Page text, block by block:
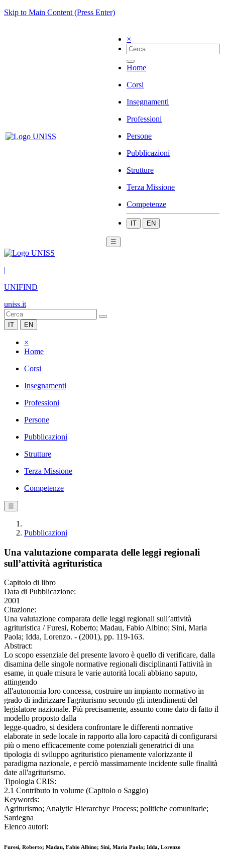
Skip to Main Content (Press Enter)
×
Home
Corsi
Insegnamenti
Professioni
Persone
Pubblicazioni
Strutture
Terza Missione
Competenze
IT EN
☰
|
UNIFIND
uniss.it
IT EN
×
Home
Corsi
Insegnamenti
Professioni
Persone
Pubblicazioni
Strutture
Terza Missione
Competenze
☰
Pubblicazioni
Una valutazione comparata delle leggi regionali
sull’attività agrituristica
Capitolo di libro
Data di Pubblicazione:
2001
Citazione:
Una valutazione comparata delle leggi regionali sull’attività
agrituristica / Furesi, Roberto; Madau, Fabio Albino; Sini, Maria
Paola; Idda, Lorenzo. - (2001), pp. 119-163.
Abstract:
Lo scopo essenziale del presente lavoro è quello di verificare, dalla
disamina delle singole normative regionali disciplinanti l'attività in
esame, in quale misura le varie autorità locali abbiano saputo,
attingendo
all'autonomia loro concessa, costruire un impianto normativo in
grado di indirizzare l'agriturismo secondo gli intendimenti del
legislatore nazionale. Più precisamente, assunto come dato di fatto il
modello proposto dalla
legge-quadro, si desidera confrontare le differenti normative
elaborate in sede locale in rapporto alla loro capacità di configurarsi
più o meno efficacemente come potenziali generatrici di una
tipologia di sviluppo agrituristico pienamente valorizzante il
paradigma nazionale, e perciò massimamente incidente sulle finalità
date all'agriturismo.
Tipologia CRIS:
2.1 Contributo in volume (Capitolo o Saggio)
Keywords:
Agriturismo; Analytic Hierarchyc Process; politiche comunitarie;
Sardegna
Elenco autori:
Furesi, Roberto; Madau, Fabio Albino; Sini, Maria Paola; Idda, Lorenzo